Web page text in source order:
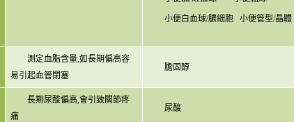
小便白血球/膿細胞 小便管型/晶體
測定血脂含量,如長期偏高容
易引起血管閉塞
膽固醇
長期尿酸偏高,會引致關節疼
痛
尿酸